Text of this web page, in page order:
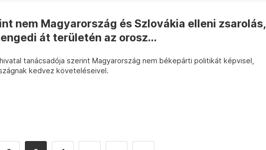
nem Magyarország és Szlovákia elleni zsarolás,
át területén az orosz...
tanácsadója szerint Magyarország nem békepárti politikát képvisel,
kedvez követeléseivel.